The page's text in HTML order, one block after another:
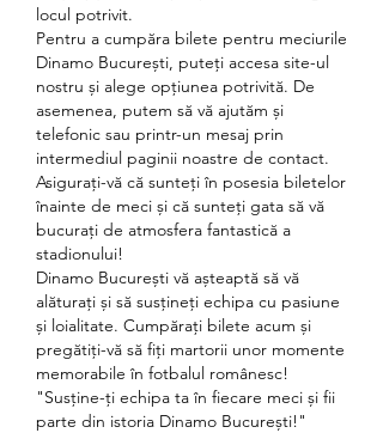
locul potrivit.
Pentru a cumpăra bilete pentru meciurile
Dinamo București, puteți accesa site-ul
nostru și alege opțiunea potrivită. De
asemenea, putem să vă ajutăm și
telefonic sau printr-un mesaj prin
intermediul paginii noastre de contact.
Asigurați-vă că sunteți în posesia biletelor
înainte de meci și că sunteți gata să vă
bucurați de atmosfera fantastică a
stadionului!
Dinamo București vă așteaptă să vă
alăturați și să susțineți echipa cu pasiune
și loialitate. Cumpărați bilete acum și
pregătiți-vă să fiți martorii unor momente
memorabile în fotbalul românesc!
"Susține-ți echipa ta în fiecare meci și fii
parte din istoria Dinamo București!"